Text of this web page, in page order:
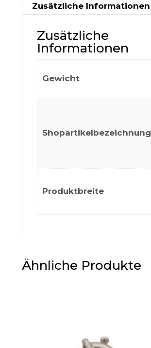
Zusätzliche Informationen
Zusätzliche
Informationen
Gewicht
Shopartikelbezeichnung
Produktbreite
Ähnliche Produkte